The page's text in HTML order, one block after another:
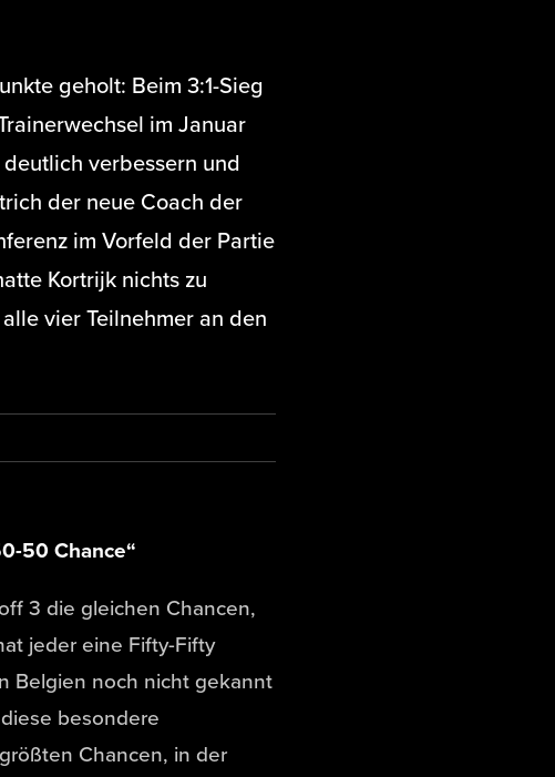
geholt: Beim 3:1-Sieg
im Januar
verbessern und
der neue Coach der
im Vorfeld der Partie
Kortrijk nichts zu
vier Teilnehmer an den
50 Chance“
3 die gleichen Chancen,
jeder eine Fifty-Fifty
Belgien noch nicht gekannt
besondere
Chancen, in der